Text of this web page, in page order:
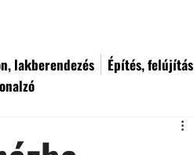
lakberendezés Építés, felújítás